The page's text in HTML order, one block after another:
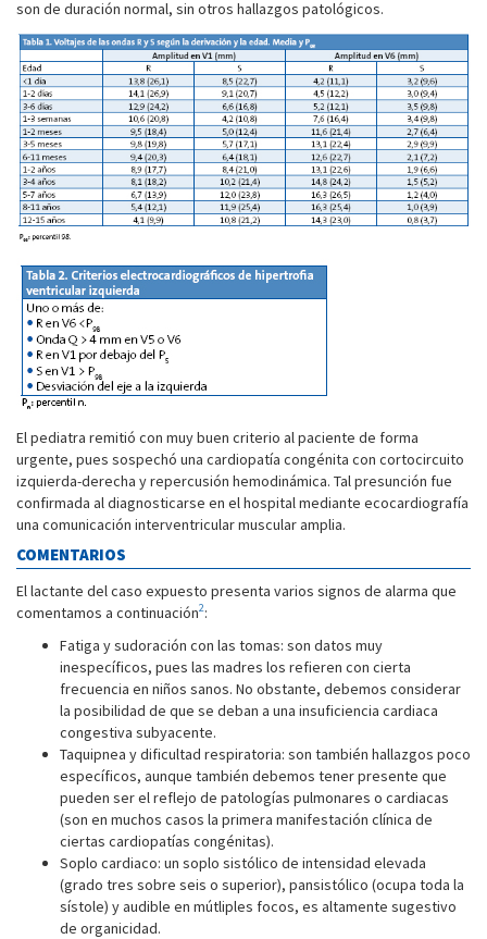
son de duración normal, sin otros hallazgos patológicos.
El pediatra remitió con muy buen criterio al paciente de forma
urgente, pues sospechó una cardiopatía congénita con cortocircuito
izquierda-derecha y repercusión hemodinámica. Tal presunción fue
confirmada al diagnosticarse en el hospital mediante ecocardiografía
una comunicación interventricular muscular amplia.
COMENTARIOS
El lactante del caso expuesto presenta varios signos de alarma que
comentamos a continuación2:
Fatiga y sudoración con las tomas: son datos muy
inespecíficos, pues las madres los refieren con cierta
frecuencia en niños sanos. No obstante, debemos considerar
la posibilidad de que se deban a una insuficiencia cardiaca
congestiva subyacente.
Taquipnea y dificultad respiratoria: son también hallazgos poco
específicos, aunque también debemos tener presente que
pueden ser el reflejo de patologías pulmonares o cardiacas
(son en muchos casos la primera manifestación clínica de
ciertas cardiopatías congénitas).
Soplo cardiaco: un soplo sistólico de intensidad elevada
(grado tres sobre seis o superior), pansistólico (ocupa toda la
sístole) y audible en mútliples focos, es altamente sugestivo
de organicidad.